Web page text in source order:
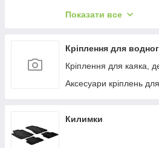
Палатки на дах
Бокси на фаркоп
Показати все
Кріплення для
Кріплення для каяка,
Аксесуари кріплень
Килимки